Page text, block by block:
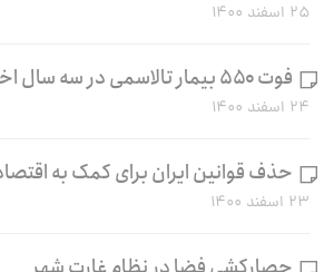
۲۵ اسفند ۱۴۰۰
فوت ۵۵۰ بیمار تالاسمی در سه سال اخیر
۲۴ اسفند ۱۴۰۰
حذف قوانین ایران برای کمک به
۲۳ اسفند ۱۴۰۰